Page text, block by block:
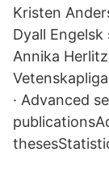
Kristen
Dyall
Annika
· Advanced